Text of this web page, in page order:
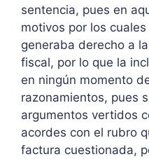
sentencia, pues en
motivos por los
generaba derecho a
fiscal, por lo que la
en ningún momento
razonamientos, pues
argumentos vertidos
acordes con el rubro
factura cuestionada,